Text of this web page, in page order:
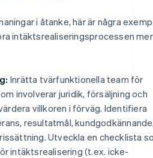
i åtanke, här är några
intäktsrealiseringsprocessen mer
Inrätta tvärfunktionella team för
involverar juridik, försäljning och
villkoren i förväg. Identifiera
resultatmål,
Utveckla en checklista
intäktsrealisering (t.ex. icke-